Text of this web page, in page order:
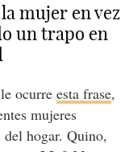
mujer en vez
un trapo en
ocurre esta frase,
mujeres
del hogar. Quino,